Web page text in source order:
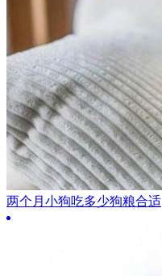
两个月小狗吃多少狗粮合适